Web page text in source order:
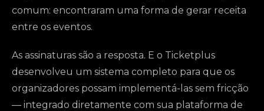
comum: encontraram uma forma de gerar receita
entre os eventos.
As assinaturas são a resposta. E o Ticketplus
desenvolveu um sistema completo para que os
organizadores possam implementá-las sem fricção
— integrado diretamente com sua plataforma de